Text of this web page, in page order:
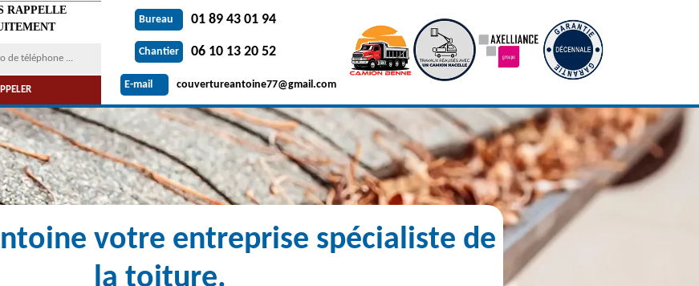
RAPPELLE
Bureau 01 89 43 01 94
Chantier 06 10 13 20 52
E-mail couvertureantoine77@gmail.com
votre entreprise spécialiste de
la toiture.